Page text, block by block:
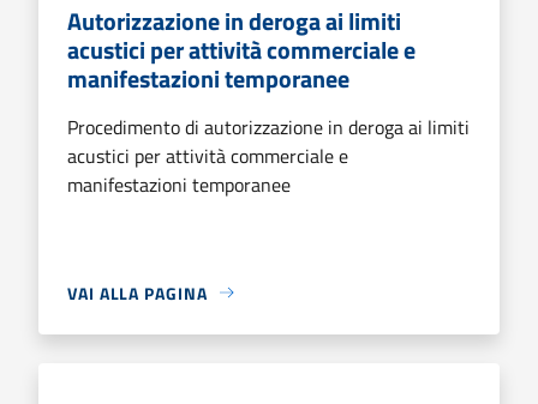
Autorizzazione in deroga ai limiti
acustici per attività commerciale e
manifestazioni temporanee
Procedimento di autorizzazione in deroga ai limiti
acustici per attività commerciale e
manifestazioni temporanee
VAI ALLA PAGINA